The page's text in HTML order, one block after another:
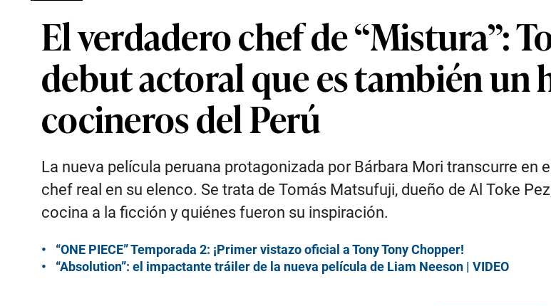
El verdadero chef de “Mistura”:
debut actoral que es también un
cocineros del Perú
La nueva película peruana protagonizada por Bárbara Mori transcurre en
chef real en su elenco. Se trata de Tomás Matsufuji, dueño de Al Toke
cocina a la ficción y quiénes fueron su inspiración.
“ONE PIECE” Temporada 2: ¡Primer vistazo oficial a Tony Tony Chopper!
“Absolution”: el impactante tráiler de la nueva película de Liam Neeson | VIDEO